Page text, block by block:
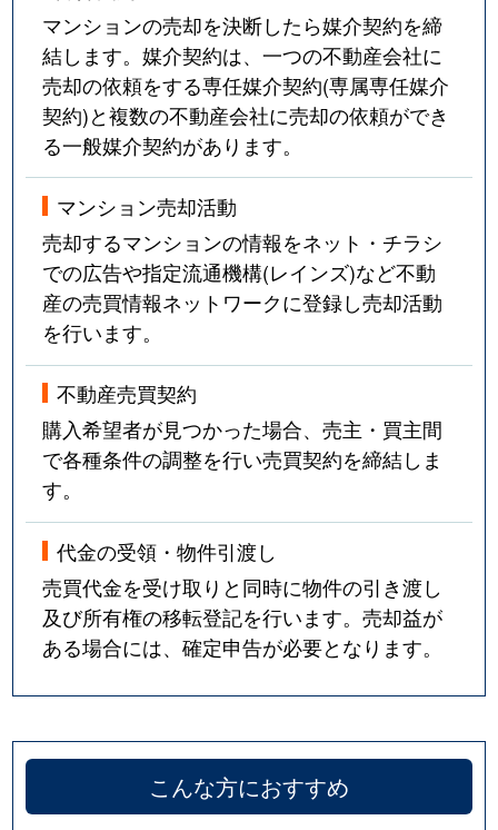
マンションの売却を決断したら媒介契約を締
結します。媒介契約は、一つの不動産会社に
売却の依頼をする専任媒介契約(専属専任媒介
契約)と複数の不動産会社に売却の依頼ができ
る一般媒介契約があります。
マンション売却活動
売却するマンションの情報をネット・チラシ
での広告や指定流通機構(レインズ)など不動
産の売買情報ネットワークに登録し売却活動
を行います。
不動産売買契約
購入希望者が見つかった場合、売主・買主間
で各種条件の調整を行い売買契約を締結しま
す。
代金の受領・物件引渡し
売買代金を受け取りと同時に物件の引き渡し
及び所有権の移転登記を行います。売却益が
ある場合には、確定申告が必要となります。
こんな方におすすめ